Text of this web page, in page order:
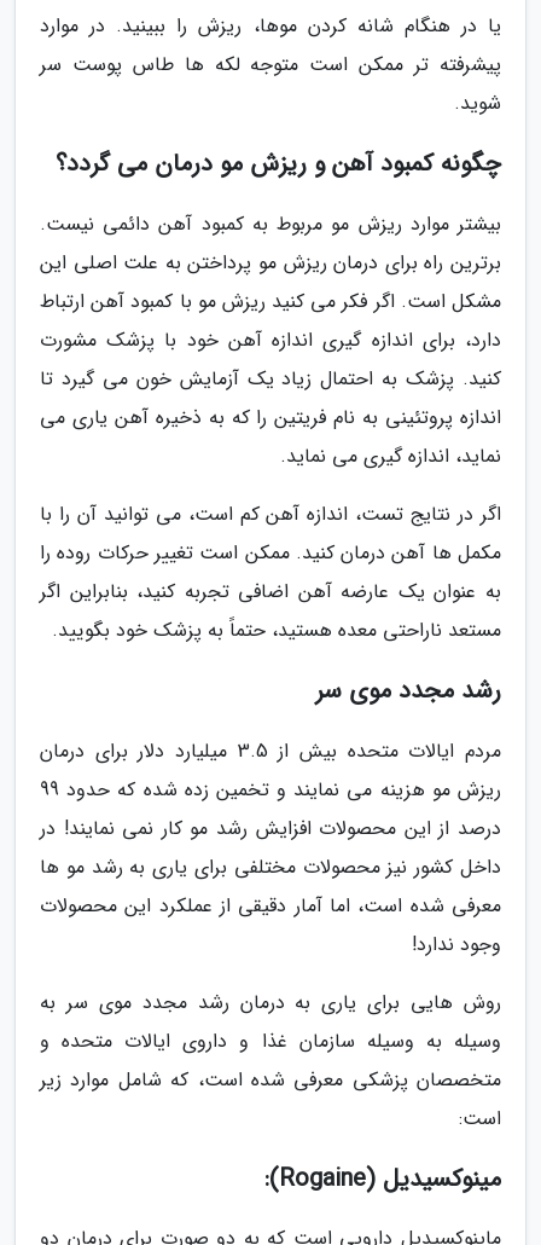
یا در هنگام شانه کردن موها، ریزش را ببینید. در موارد
پیشرفته تر ممکن است متوجه لکه ها طاس پوست سر
شوید.
چگونه کمبود آهن و ریزش مو درمان می گردد؟
بیشتر موارد ریزش مو مربوط به کمبود آهن دائمی نیست.
برترین راه برای درمان ریزش مو پرداختن به علت اصلی این
مشکل است. اگر فکر می کنید ریزش مو با کمبود آهن ارتباط
دارد، برای اندازه گیری اندازه آهن خود با پزشک مشورت
کنید. پزشک به احتمال زیاد یک آزمایش خون می گیرد تا
اندازه پروتئینی به نام فریتین را که به ذخیره آهن یاری می
نماید، اندازه گیری می نماید.
اگر در نتایج تست، اندازه آهن کم است، می توانید آن را با
مکمل ها آهن درمان کنید. ممکن است تغییر حرکات روده را
به عنوان یک عارضه آهن اضافی تجربه کنید، بنابراین اگر
مستعد ناراحتی معده هستید، حتماً به پزشک خود بگویید.
رشد مجدد موی سر
مردم ایالات متحده بیش از 3.5 میلیارد دلار برای درمان
ریزش مو هزینه می نمایند و تخمین زده شده که حدود 99
درصد از این محصولات افزایش رشد مو کار نمی نمایند! در
داخل کشور نیز محصولات مختلفی برای یاری به رشد مو ها
معرفی شده است، اما آمار دقیقی از عملکرد این محصولات
وجود ندارد!
روش هایی برای یاری به درمان رشد مجدد موی سر به
وسیله به وسیله سازمان غذا و داروی ایالات متحده و
متخصصان پزشکی معرفی شده است، که شامل موارد زیر
است:
مینوکسیدیل (Rogaine):
ماینوکسیدیل دارویی است که به دو صورت برای درمان دو